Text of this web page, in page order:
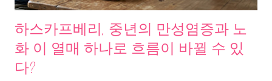
를 보였다. NK세포 활성도가 낮은 그룹은 체내 염증 수치가 높았
고, 일본 40대 이상 3,625명 대상 연구에서는 NK세포 활성도가 낮
은 군의 암 발병률이 여성 기준 2배 높았다. 즉, 나이가 들면서 면역
세포의 수가 줄어드는 게 아니라 공격력이 떨어지는 것이다. 그러
면 이 공격력, 어디서 다시 끌어올릴 수 있을까. 원인 1. 장이 무너지
하스카프베리, 중년의 만성염증과 노
화 이 열매 하나로 흐름이 바뀔 수 있
다?